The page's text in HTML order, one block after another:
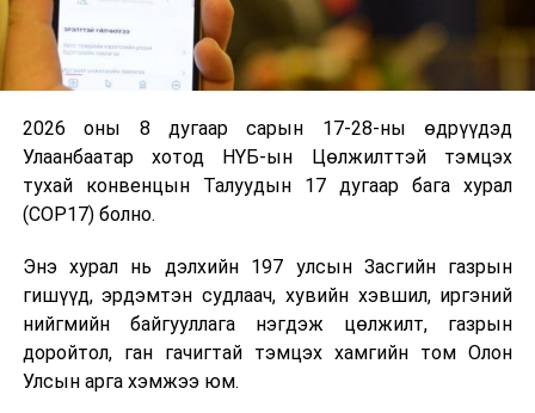
2026 оны 8 дугаар сарын 17-28-ны өдрүүдэд
Улаанбаатар хотод НҮБ-ын Цөлжилттэй тэмцэх
тухай конвенцын Талуудын 17 дугаар бага хурал
(COP17) болно.
Энэ хурал нь дэлхийн 197 улсын Засгийн газрын
гишүүд, эрдэмтэн судлаач, хувийн хэвшил, иргэний
нийгмийн байгууллага нэгдэж цөлжилт, газрын
доройтол, ган гачигтай тэмцэх хамгийн том Олон
Улсын арга хэмжээ юм.